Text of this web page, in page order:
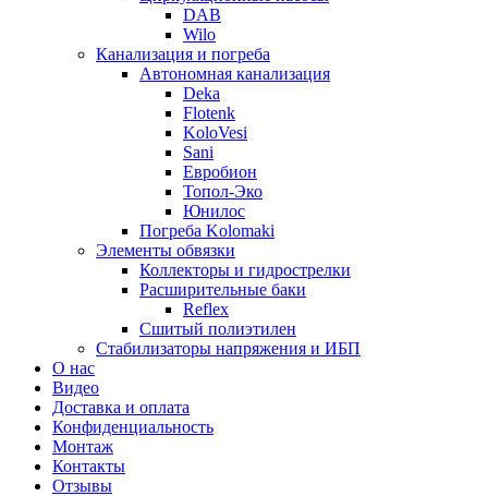
DAB
Wilo
Канализация и погреба
Автономная канализация
Deka
Flotenk
KoloVesi
Sani
Евробион
Топол-Эко
Юнилос
Погреба Kolomaki
Элементы обвязки
Коллекторы и гидрострелки
Расширительные баки
Reflex
Сшитый полиэтилен
Стабилизаторы напряжения и ИБП
О нас
Видео
Доставка и оплата
Конфиденциальность
Монтаж
Контакты
Отзывы